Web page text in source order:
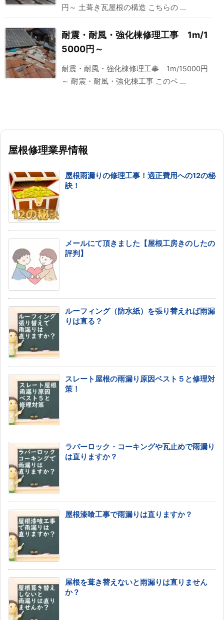
円～ 土葺き瓦屋根の構造 こちらの ...
耐震・耐風・強化棟修理工事 1m/1
5000円～
耐震・耐風・強化棟修理工事 1m/15000円
～ 耐震・耐風・強化棟工事 このペ ...
屋根修理業界情報
屋根雨漏りの修理工事！適正費用への12の秘
訣！
メールにて頂きました【屋根工房きのしたの
評判】
ルーフィング（防水紙）を張り替えれば雨漏
りは直る？
スレート屋根の雨漏り原因ベスト５と修理対
策！
ラバーロック・コーキングや瓦止めで雨漏り
は直りますか？
屋根漆喰工事で雨漏りは直りますか？
屋根を葺き替えないと雨漏りは直りません
か？